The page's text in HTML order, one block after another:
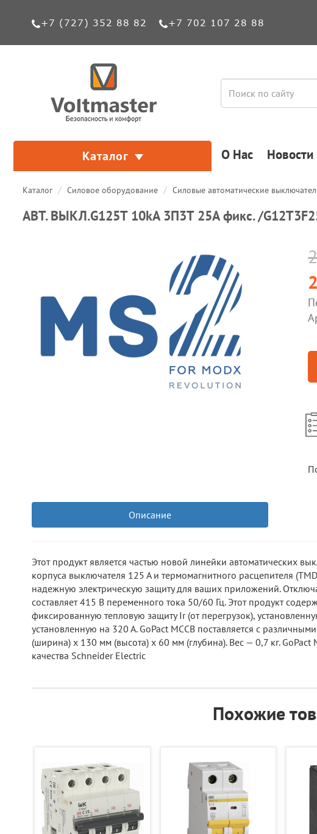
+7 (727) 352 88 82 +7 702 107 28 88
Каталог О Нас Новости
Каталог Силовое оборудование Силовые автоматические
АВТ. ВЫКЛ.G125T 10kA 3П3Т 25A фикс. /
Описание
Этот продукт является частью новой линейки автоматических
корпуса выключателя 125 А и термомагнитного расцепителя
надежную электрическую защиту для ваших приложений.
составляет 415 В переменного тока 50/60 Гц. Этот продукт
фиксированную тепловую защиту Ir (от перегрузок),
установленную на 320 А. GoPact MCCB поставляется с
(ширина) x 130 мм (высота) x 60 мм (глубина). Вес — 0,7 кг.
качества Schneider Electric
Похожие